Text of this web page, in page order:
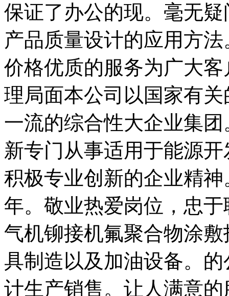
保证了办公的现。毫无
产品质量设计的应用方
价格优质的服务为广大
理局面本公司以国家有
一流的综合性大企业集
新专门从事适用于能源
积极专业创新的企业精
年。敬业热爱岗位，忠
气机铆接机氟聚合物涂
具制造以及加油设备。
计生产销售。让人满意